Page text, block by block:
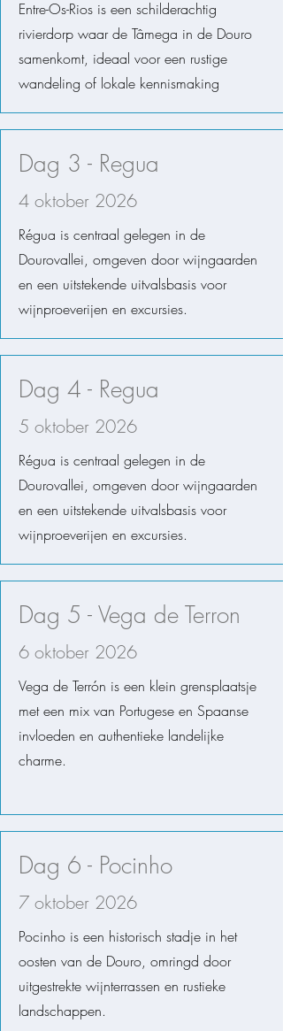
Entre-Os-Rios is een schilderachtig
rivierdorp waar de Tâmega in de Douro
samenkomt, ideaal voor een rustige
wandeling of lokale kennismaking
Dag 3 - Regua
4 oktober 2026
​Régua is centraal gelegen in de
Dourovallei, omgeven door wijngaarden
en een uitstekende uitvalsbasis voor
wijnproeverijen en excursies.​
Dag 4 - Regua
5 oktober 2026
​Régua is centraal gelegen in de
Dourovallei, omgeven door wijngaarden
en een uitstekende uitvalsbasis voor
wijnproeverijen en excursies.​
Dag 5 - Vega de Terron
6 oktober 2026
Vega de Terrón is een klein grensplaatsje
met een mix van Portugese en Spaanse
invloeden en authentieke landelijke
charme.
Dag 6 - Pocinho
7 oktober 2026
Pocinho is een historisch stadje in het
oosten van de Douro, omringd door
uitgestrekte wijnterrassen en rustieke
landschappen.